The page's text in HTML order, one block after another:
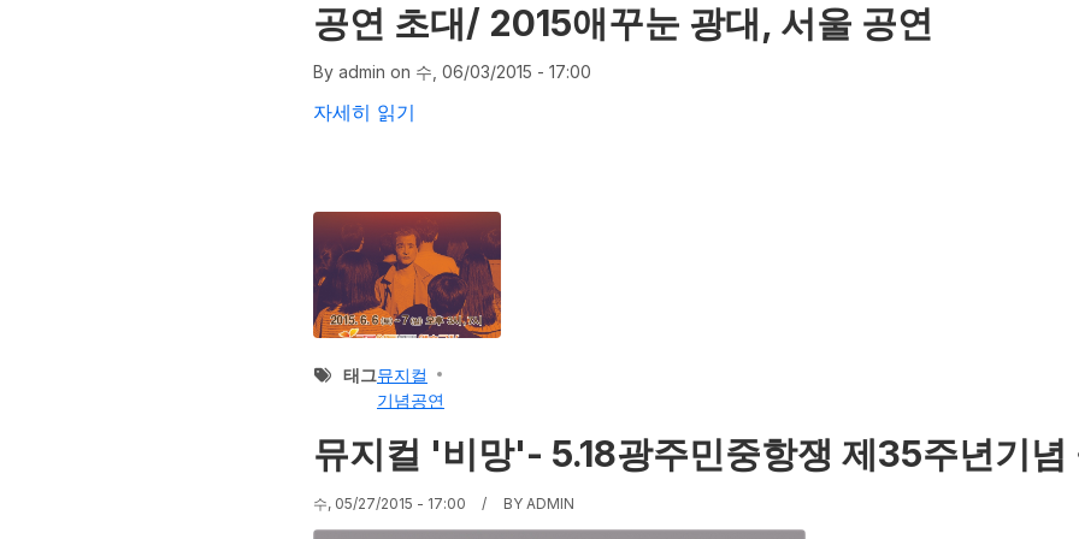
공연 초대/ 2015애꾸눈 광대, 서울 공연
By admin on 수, 06/03/2015 - 17:00
공연 초대/ 2015애꾸눈 광대, 서울 공연에 대해
자세히 읽기
태그뮤지컬
기념공연
뮤지컬 '비망'- 5.18광주민중항쟁 제35주년기념
수, 05/27/2015 - 17:00 BY ADMIN